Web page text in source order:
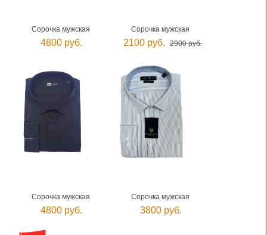
Сорочка мужская
4800 руб.
Сорочка мужская
2100 руб. 2900 руб.
Сорочка мужская
4800 руб.
Сорочка мужская
3800 руб.